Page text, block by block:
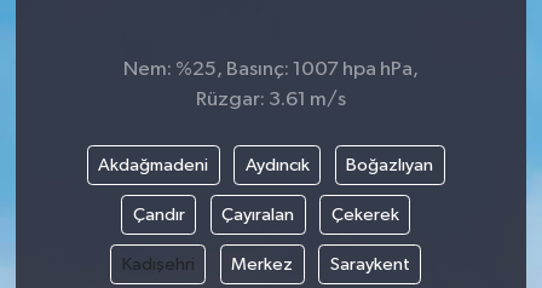
Nem: %25, Basınç: 1007 hpa hPa,
Rüzgar: 3.61 m/s
Akdağmadeni Aydıncık Boğazlıyan
Çandır Çayıralan Çekerek
Kadışehri Merkez Saraykent